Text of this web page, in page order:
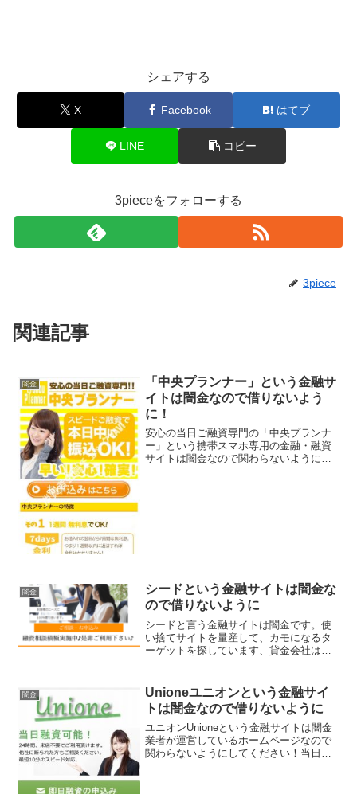
シェアする
X Facebook はてブ
LINE コピー
3pieceをフォローする
3piece
関連記事
闇金
「中央プランナー」という金融サ
イトは闇金なので借りないよう
に！
安心の当日ご融資専門の「中央プランナ
ー」という携帯スマホ専用の金融・融資
サイトは闇金なので関わらないようにし
闇金
シードという金融サイトは闇金な
ので借りないように
シードと言う金融サイトは闇金です。使
い捨てサイトを量産して、カモになるタ
ーゲットを探しています、貸金会社は法
ので、絶対に申し込まないようにしてく
ださい。今現在金融庁の登...
闇金
Unioneユニオンという金融サイ
トは闇金なので借りないように
ユニオンUnioneという金融サイトは闇金
業者が運営しているホームページなので
関わらないようにしてください！当日融